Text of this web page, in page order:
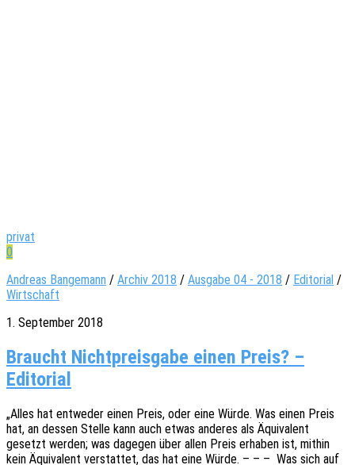
privat
0
Andreas Bangemann / Archiv 2018 / Ausgabe 04 - 2018 / Editorial /
Wirtschaft
1. September 2018
Braucht Nichtpreisgabe einen Preis? –
Editorial
„Alles hat entwe­der einen Preis, oder eine Würde. Was einen Preis
hat, an dessen Stelle kann auch etwas ande­res als Äqui­va­lent
gesetzt werden; was dage­gen über allen Preis erha­ben ist, mithin
kein Äqui­va­lent verstat­tet, das hat eine Würde. – – – Was sich auf